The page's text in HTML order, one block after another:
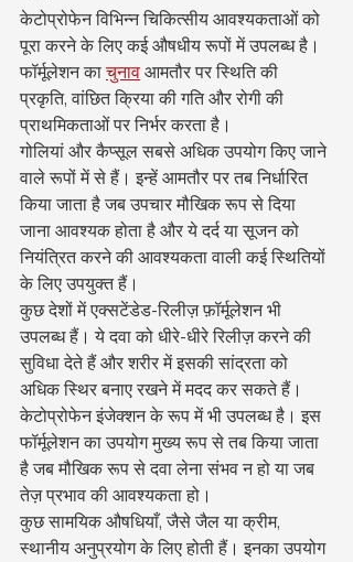
केटोप्रोफेन विभिन्न चिकित्सीय आवश्यकताओं को
पूरा करने के लिए कई औषधीय रूपों में उपलब्ध है।
फॉर्मूलेशन का चुनाव आमतौर पर स्थिति की
प्रकृति, वांछित क्रिया की गति और रोगी की
प्राथमिकताओं पर निर्भर करता है।
गोलियां और कैप्सूल सबसे अधिक उपयोग किए जाने
वाले रूपों में से हैं। इन्हें आमतौर पर तब निर्धारित
किया जाता है जब उपचार मौखिक रूप से दिया
जाना आवश्यक होता है और ये दर्द या सूजन को
नियंत्रित करने की आवश्यकता वाली कई स्थितियों
के लिए उपयुक्त हैं।
कुछ देशों में एक्सटेंडेड-रिलीज़ फ़ॉर्मूलेशन भी
उपलब्ध हैं। ये दवा को धीरे-धीरे रिलीज़ करने की
सुविधा देते हैं और शरीर में इसकी सांद्रता को
अधिक स्थिर बनाए रखने में मदद कर सकते हैं।
केटोप्रोफेन इंजेक्शन के रूप में भी उपलब्ध है। इस
फॉर्मूलेशन का उपयोग मुख्य रूप से तब किया जाता
है जब मौखिक रूप से दवा लेना संभव न हो या जब
तेज़ प्रभाव की आवश्यकता हो।
कुछ सामयिक औषधियाँ, जैसे जैल या क्रीम,
स्थानीय अनुप्रयोग के लिए होती हैं। इनका उपयोग